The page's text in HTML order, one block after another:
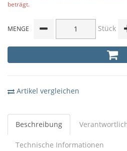
beträgt.
MENGE Stück
Artikel vergleichen
Beschreibung
Technische Informationen